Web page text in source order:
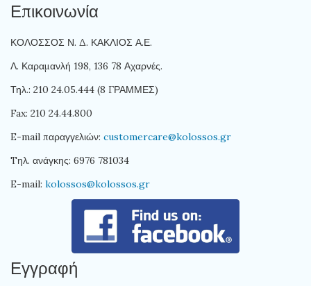
Επικοινωνία
ΚΟΛΟΣΣΟΣ Ν. Δ. ΚΑΚΛΙΟΣ Α.Ε.
Λ. Καραμανλή 198, 136 78 Αχαρνές.
Τηλ.: 210 24.05.444 (8 ΓΡΑΜΜΕΣ)
Fax: 210 24.44.800
E-mail παραγγελιών: customercare@kolossos.gr
Tηλ. ανάγκης: 6976 781034
E-mail: kolossos@kolossos.gr
Εγγραφή